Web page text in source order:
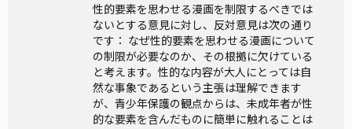
性的要素を思わせる漫画を制限するべきでは
ないとする意見に対し、反対意見は次の通り
です： なぜ性的要素を思わせる漫画について
の制限が必要なのか、その根拠に欠けている
と考えます。性的な内容が大人にとっては自
然な事象であるという主張は理解できます
が、青少年保護の観点からは、未成年者が性
的な要素を含んだものに簡単に触れることは